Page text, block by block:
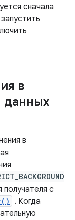
сначала
в
данных
в
получателя с
. Когда